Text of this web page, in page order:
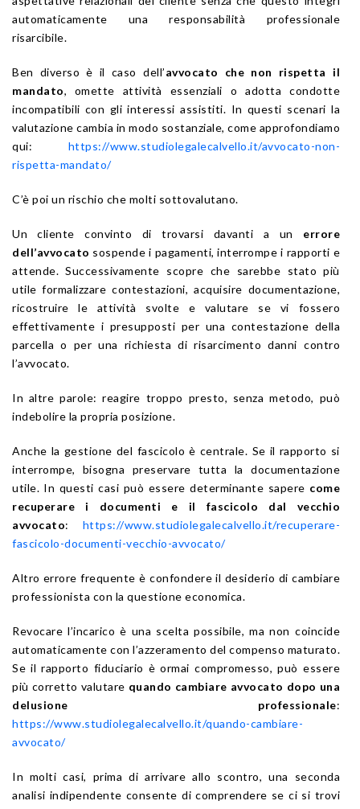
automaticamente una responsabilità professionale
risarcibile.
Ben diverso è il caso dell’avvocato che non rispetta il
mandato, omette attività essenziali o adotta condotte
incompatibili con gli interessi assistiti. In questi scenari la
valutazione cambia in modo sostanziale, come approfondiamo
qui: https://www.studiolegalecalvello.it/avvocato-non-
rispetta-mandato/
C’è poi un rischio che molti sottovalutano.
Un cliente convinto di trovarsi davanti a un errore
dell’avvocato sospende i pagamenti, interrompe i rapporti e
attende. Successivamente scopre che sarebbe stato più
utile formalizzare contestazioni, acquisire documentazione,
ricostruire le attività svolte e valutare se vi fossero
effettivamente i presupposti per una contestazione della
parcella o per una richiesta di risarcimento danni contro
l’avvocato.
In altre parole: reagire troppo presto, senza metodo, può
indebolire la propria posizione.
Anche la gestione del fascicolo è centrale. Se il rapporto si
interrompe, bisogna preservare tutta la documentazione
utile. In questi casi può essere determinante sapere come
recuperare i documenti e il fascicolo dal vecchio
avvocato: https://www.studiolegalecalvello.it/recuperare-
fascicolo-documenti-vecchio-avvocato/
Altro errore frequente è confondere il desiderio di cambiare
professionista con la questione economica.
Revocare l’incarico è una scelta possibile, ma non coincide
automaticamente con l’azzeramento del compenso maturato.
Se il rapporto fiduciario è ormai compromesso, può essere
più corretto valutare quando cambiare avvocato dopo una
delusione professionale:
https://www.studiolegalecalvello.it/quando-cambiare-
avvocato/
In molti casi, prima di arrivare allo scontro, una seconda
analisi indipendente consente di comprendere se ci si trovi